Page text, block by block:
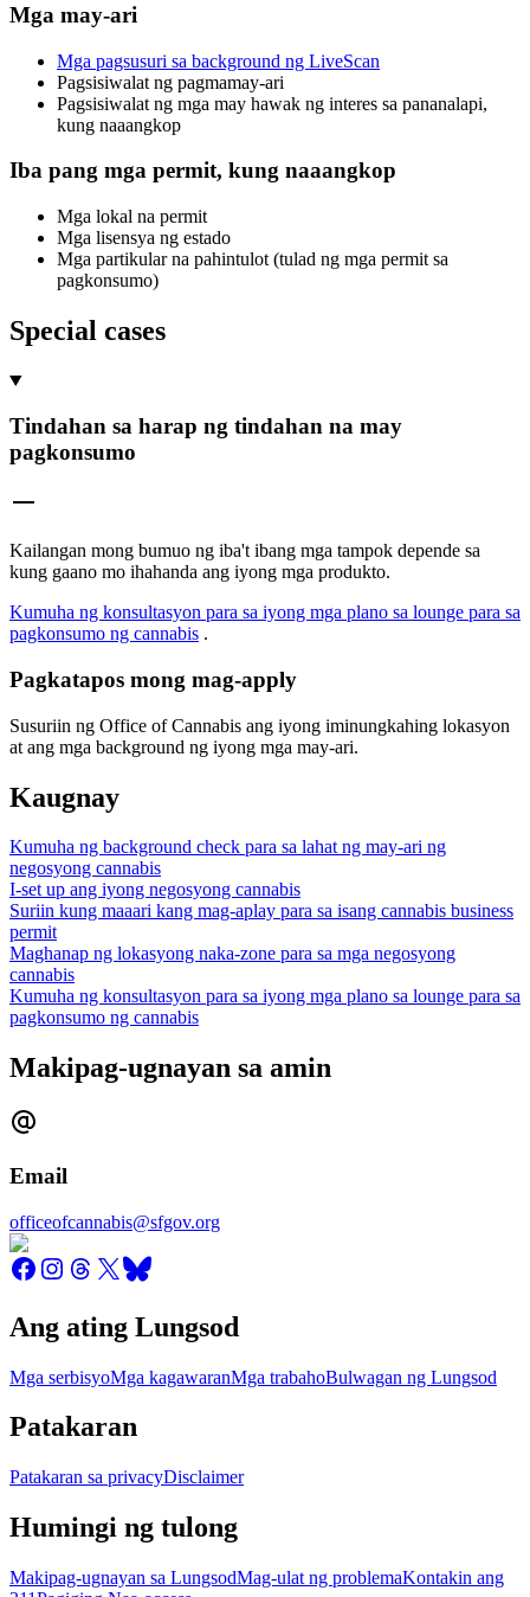
Mga may-ari
Mga pagsusuri sa background ng LiveScan
Pagsisiwalat ng pagmamay-ari
Pagsisiwalat ng mga may hawak ng interes sa pananalapi,
kung naaangkop
Iba pang mga permit, kung naaangkop
Mga lokal na permit
Mga lisensya ng estado
Mga partikular na pahintulot (tulad ng mga permit sa
pagkonsumo)
Special cases
Tindahan sa harap ng tindahan na may
pagkonsumo
Kailangan mong bumuo ng iba't ibang mga tampok depende sa
kung gaano mo ihahanda ang iyong mga produkto.
Kumuha ng konsultasyon para sa iyong mga plano sa lounge para sa
pagkonsumo ng cannabis .
Pagkatapos mong mag-apply
Susuriin ng Office of Cannabis ang iyong iminungkahing lokasyon
at ang mga background ng iyong mga may-ari.
Kaugnay
Kumuha ng background check para sa lahat ng may-ari ng
negosyong cannabis
I-set up ang iyong negosyong cannabis
Suriin kung maaari kang mag-aplay para sa isang cannabis business
permit
Maghanap ng lokasyong naka-zone para sa mga negosyong
cannabis
Kumuha ng konsultasyon para sa iyong mga plano sa lounge para sa
pagkonsumo ng cannabis
Makipag-ugnayan sa amin
Email
officeofcannabis@sfgov.org
Ang ating Lungsod
Mga serbisyoMga kagawaranMga trabahoBulwagan ng Lungsod
Patakaran
Patakaran sa privacyDisclaimer
Humingi ng tulong
Makipag-ugnayan sa LungsodMag-ulat ng problemaKontakin ang